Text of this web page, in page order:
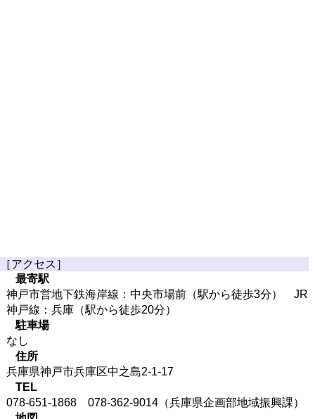
［アクセス］
最寄駅
神戸市営地下鉄海岸線：中央市場前（駅から徒歩3分） JR
神戸線：兵庫（駅から徒歩20分）
駐車場
なし
住所
兵庫県神戸市兵庫区中之島2-1-17
TEL
078-651-1868 078-362-9014（兵庫県企画部地域振興課）